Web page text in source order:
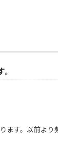
ます。以前よ